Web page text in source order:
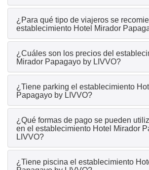
¿Para qué tipo de viajeros se
establecimiento Hotel Mirador
¿Cuáles son los precios del
Mirador Papagayo by LIVVO?
¿Tiene parking el establecimiento
Papagayo by LIVVO?
¿Qué formas de pago se pueden
en el establecimiento Hotel Mirador
LIVVO?
¿Tiene piscina el establecimiento